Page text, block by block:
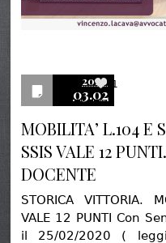
2020
03.02
1
MOBILITA’ L.104 E
SSIS VALE 12
DOCENTE
STORICA VITTORIA.
VALE 12 PUNTI Con
il 25/02/2020 (